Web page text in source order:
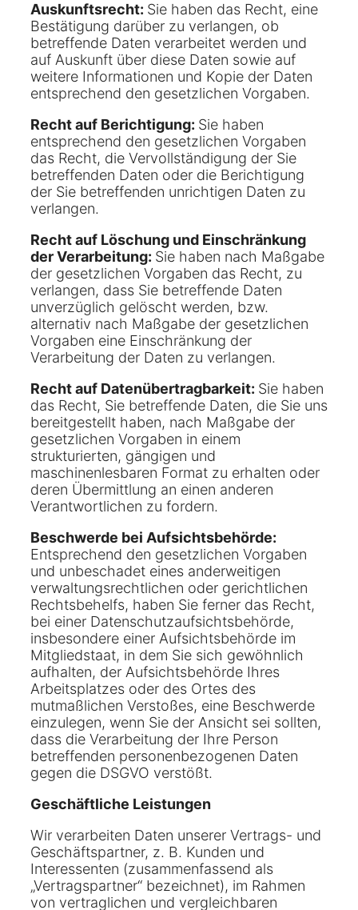
Auskunftsrecht: Sie haben das Recht, eine
Bestätigung darüber zu verlangen, ob
betreffende Daten verarbeitet werden und
auf Auskunft über diese Daten sowie auf
weitere Informationen und Kopie der Daten
entsprechend den gesetzlichen Vorgaben.
Recht auf Berichtigung: Sie haben
entsprechend den gesetzlichen Vorgaben
das Recht, die Vervollständigung der Sie
betreffenden Daten oder die Berichtigung
der Sie betreffenden unrichtigen Daten zu
verlangen.
Recht auf Löschung und Einschränkung
der Verarbeitung: Sie haben nach Maßgabe
der gesetzlichen Vorgaben das Recht, zu
verlangen, dass Sie betreffende Daten
unverzüglich gelöscht werden, bzw.
alternativ nach Maßgabe der gesetzlichen
Vorgaben eine Einschränkung der
Verarbeitung der Daten zu verlangen.
Recht auf Datenübertragbarkeit: Sie haben
das Recht, Sie betreffende Daten, die Sie uns
bereitgestellt haben, nach Maßgabe der
gesetzlichen Vorgaben in einem
strukturierten, gängigen und
maschinenlesbaren Format zu erhalten oder
deren Übermittlung an einen anderen
Verantwortlichen zu fordern.
Beschwerde bei Aufsichtsbehörde:
Entsprechend den gesetzlichen Vorgaben
und unbeschadet eines anderweitigen
verwaltungsrechtlichen oder gerichtlichen
Rechtsbehelfs, haben Sie ferner das Recht,
bei einer Datenschutzaufsichtsbehörde,
insbesondere einer Aufsichtsbehörde im
Mitgliedstaat, in dem Sie sich gewöhnlich
aufhalten, der Aufsichtsbehörde Ihres
Arbeitsplatzes oder des Ortes des
mutmaßlichen Verstoßes, eine Beschwerde
einzulegen, wenn Sie der Ansicht sei sollten,
dass die Verarbeitung der Ihre Person
betreffenden personenbezogenen Daten
gegen die DSGVO verstößt.
Geschäftliche Leistungen
Wir verarbeiten Daten unserer Vertrags- und
Geschäftspartner, z. B. Kunden und
Interessenten (zusammenfassend als
„Vertragspartner“ bezeichnet), im Rahmen
von vertraglichen und vergleichbaren